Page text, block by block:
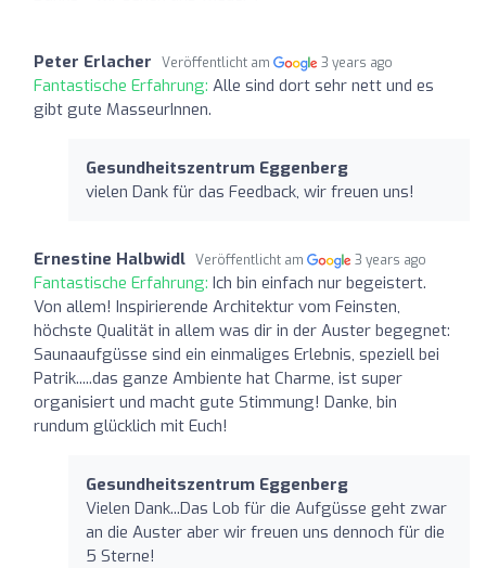
Peter Erlacher Veröffentlicht am 3 years ago
Fantastische Erfahrung: Alle sind dort sehr nett und es
gibt gute MasseurInnen.
Gesundheitszentrum Eggenberg
vielen Dank für das Feedback, wir freuen uns!
Ernestine Halbwidl Veröffentlicht am 3 years ago
Fantastische Erfahrung: Ich bin einfach nur begeistert.
Von allem! Inspirierende Architektur vom Feinsten,
höchste Qualität in allem was dir in der Auster begegnet:
Saunaaufgüsse sind ein einmaliges Erlebnis, speziell bei
Patrik.....das ganze Ambiente hat Charme, ist super
organisiert und macht gute Stimmung! Danke, bin
rundum glücklich mit Euch!
Gesundheitszentrum Eggenberg
Vielen Dank...Das Lob für die Aufgüsse geht zwar
an die Auster aber wir freuen uns dennoch für die
5 Sterne!